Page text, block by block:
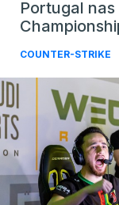
Portugal nas
COUNTER-STRIKE